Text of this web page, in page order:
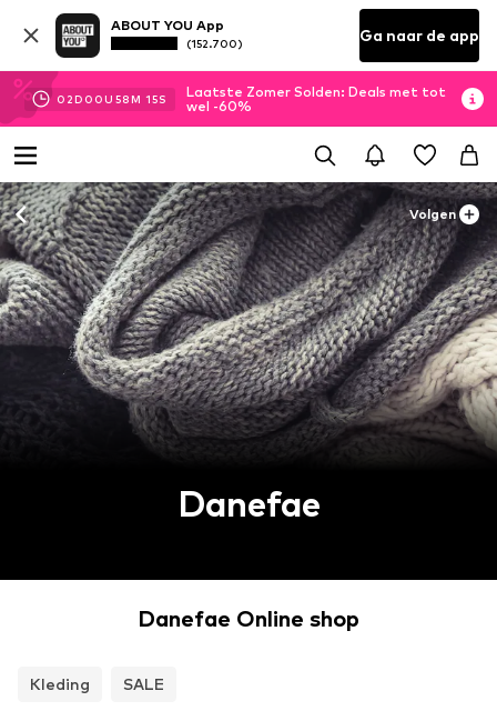
ABOUT YOU App
(152.700) Ga naar de app
02D 00U 58M 14S
Laatste Zomer Solden: Deals met tot
wel -60%
Volgen
Danefae
Danefae Online shop
Kleding SALE